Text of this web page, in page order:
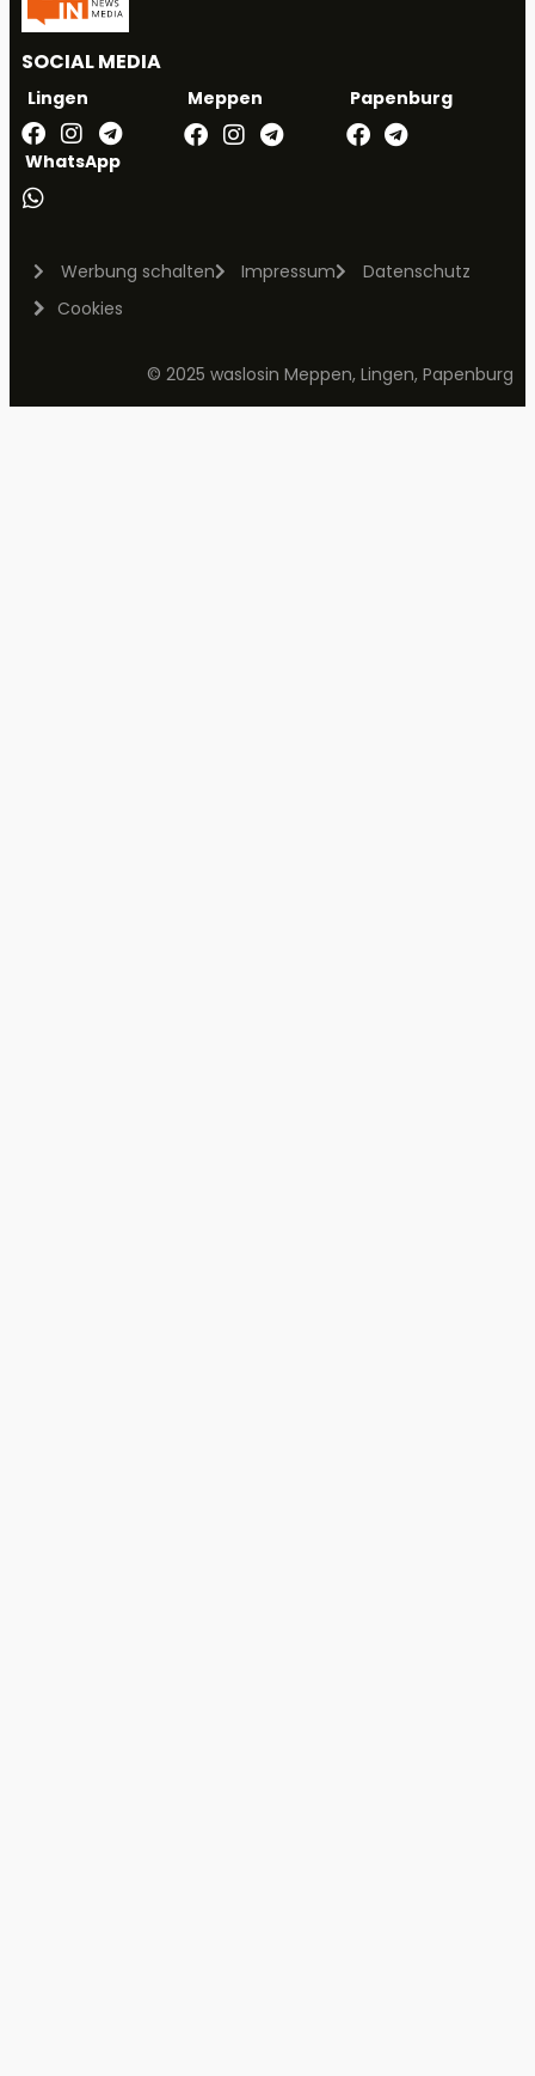
SOCIAL MEDIA
Lingen Meppen Papenburg
WhatsApp
Werbung schalten Impressum
Datenschutz
Cookies
© 2025 waslosin Meppen, Lingen, Papenburg